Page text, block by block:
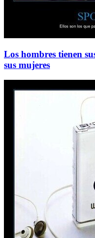
Los hombres tienen
sus mujeres